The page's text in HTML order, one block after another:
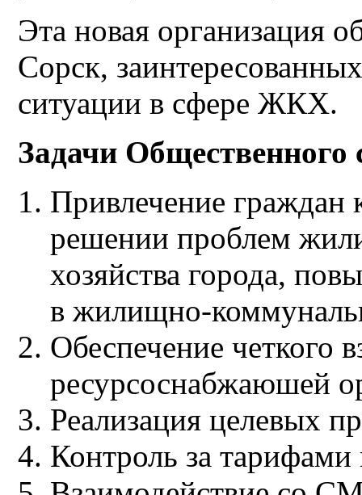
Эта новая организация
Сорск,
ситуации в сфере ЖКХ.
Задачи Общественного
Привлечение граждан
решении проблем
хозяйства города,
в жилищно-
Обеспечение четкого
ресурсоснабжаюшей
Реализация целевых
Контроль за